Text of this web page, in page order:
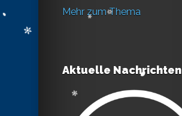
Mehr zum Thema
Aktuelle Nachrichten